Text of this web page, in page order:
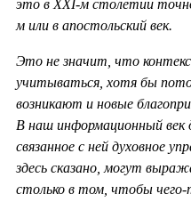
это в ХХI-м столетии
м или в апостольский век.
Это не значит, что
учитываться, хотя бы
возникают и новые
В наш информационный век
связанное с ней духовное
здесь сказано, могут
столько в том, чтобы